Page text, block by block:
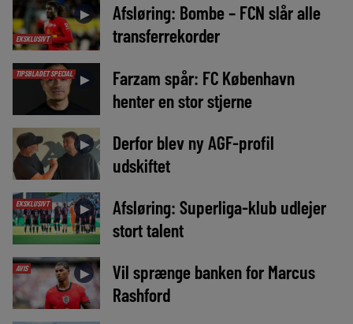
EKSKLUSIVT
►
Afsløring: Bombe – FCN slår alle
transferrekorder
TIPSBLADET SPECIAL ►
Farzam spår: FC København
henter en stor stjerne
►
Derfor blev ny AGF-profil
udskiftet
EKSKLUSIVT ►
Afsløring: Superliga-klub udlejer
stort talent
AVIS ►
Vil sprænge banken for Marcus
Rashford